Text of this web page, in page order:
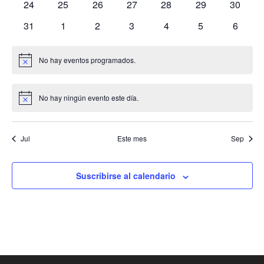
0
24
0
25
0
26
0
27
0
28
0
29
0
30
0
31
0
1
0
2
0
3
0
4
0
5
0
6
Aviso No hay eventos programados.
Aviso No hay ningún evento este día.
Jul Este mes Sep
Suscribirse al calendario